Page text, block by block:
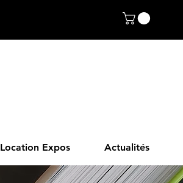
Location Expos Actualités